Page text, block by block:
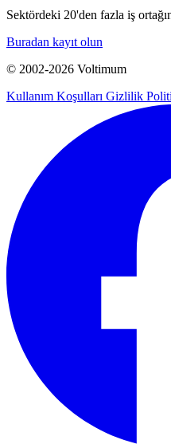
Sektördeki 20'den fazla iş
Buradan kayıt olun
© 2002-2026 Voltimum
Kullanım Koşulları Gizlilik